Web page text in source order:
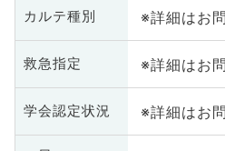
カルテ種別 ※詳細はお
救急指定 ※詳細はお
学会認定状況 ※詳細はお